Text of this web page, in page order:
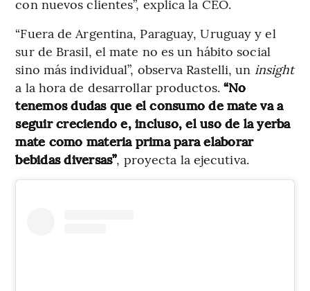
con nuevos clientes”, explica la CEO.
“Fuera de Argentina, Paraguay, Uruguay y el
sur de Brasil, el mate no es un hábito social
sino más individual”, observa Rastelli, un insight
a la hora de desarrollar productos. “No
tenemos dudas que el consumo de mate va a
seguir creciendo e, incluso, el uso de la yerba
mate como materia prima para elaborar
bebidas diversas”, proyecta la ejecutiva.